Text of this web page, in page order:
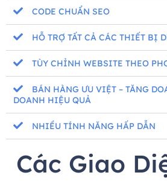
CODE CHUẨN SEO
HỖ TRỢ TẤT CẢ CÁC THIẾT BỊ
TÙY CHỈNH WEBSITE THEO
BÁN HÀNG ƯU VIỆT – TĂNG
DOANH HIỆU QUẢ
NHIỀU TÍNH NĂNG HẤP DẪN
Các Giao